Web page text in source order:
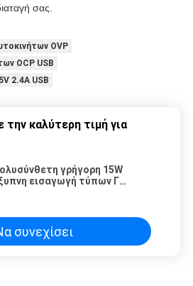
σας.
OVP
OCP USB
2.4A USB
καλύτερη τιμή για
γρήγορη 15W
εισαγωγή τύπων Γ
συνεχίσει